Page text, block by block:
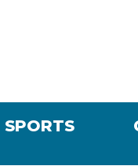
SPORTS